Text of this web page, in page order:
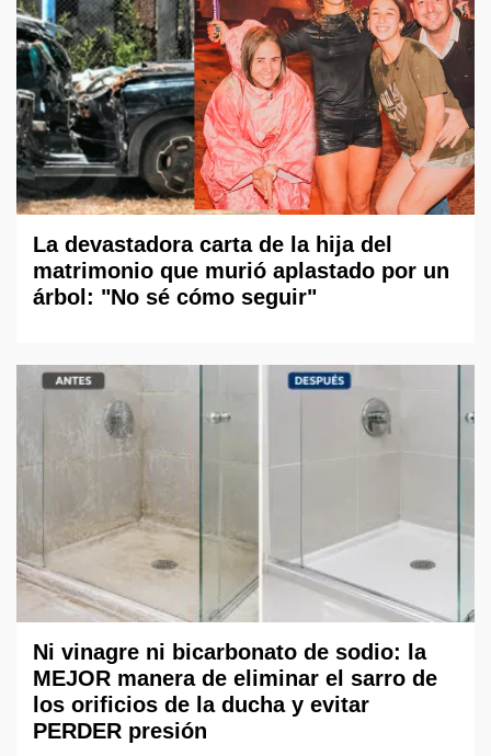
La devastadora carta de la hija del
matrimonio que murió aplastado por un
árbol: "No sé cómo seguir"
Ni vinagre ni bicarbonato de sodio: la
MEJOR manera de eliminar el sarro de
los orificios de la ducha y evitar
PERDER presión